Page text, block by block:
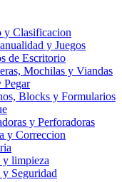
y Clasificacion
y Juegos
de Escritorio
Mochilas y Viandas
Pegar
Blocks y Formularios
y Perforadoras
y Correccion
limpieza
Seguridad